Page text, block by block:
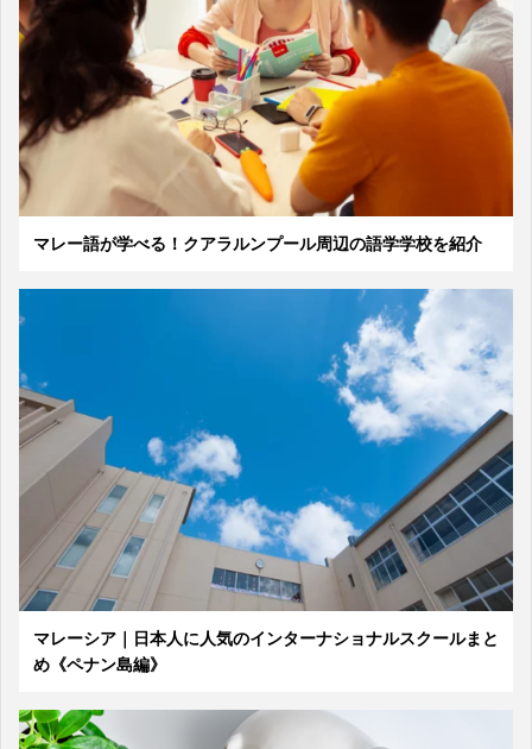
マレー語が学べる！クアラルンプール周辺の語学学校を紹介
マレーシア｜日本人に人気のインターナショナルスクールまと
め《ペナン島編》